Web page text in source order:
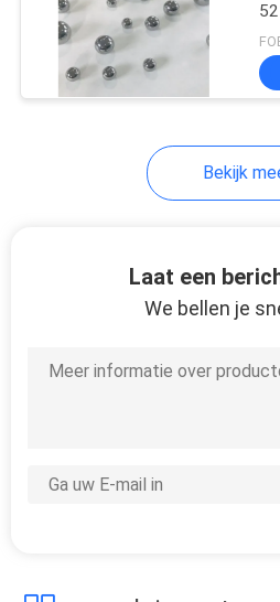
Bekijk
Laat een
We bellen je